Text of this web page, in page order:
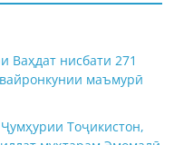
нисбати 271
маъмурӣ
Тоҷикистон,